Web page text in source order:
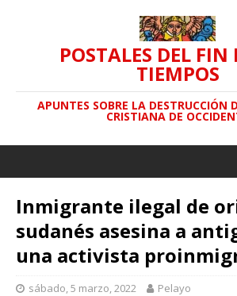
POSTALES DEL FIN
TIEMPOS
APUNTES SOBRE LA DESTRUCCIÓN
CRISTIANA DE
Inmigrante ilegal de
sudanés asesina a
una activista
sábado, 5 marzo, 2022 Pelayo